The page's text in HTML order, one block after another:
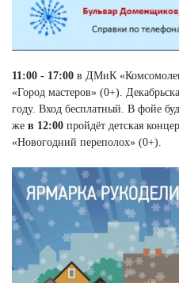
11:00 - 17:00 в ДМиК
«Город мастеров» (0+).
году. Вход бесплатный. В фойе
же в 12:00 пройдёт детская
«Новогодний переполох» (0+).